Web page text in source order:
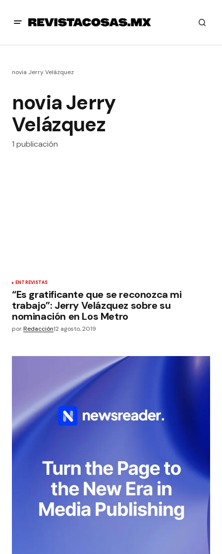
novia Jerry Velázquez
novia Jerry
Velázquez
1 publicación
ENTREVISTAS
“Es gratificante que se reconozca mi
trabajo”: Jerry Velázquez sobre su
nominación en Los Metro
porRedacción12 agosto, 2019